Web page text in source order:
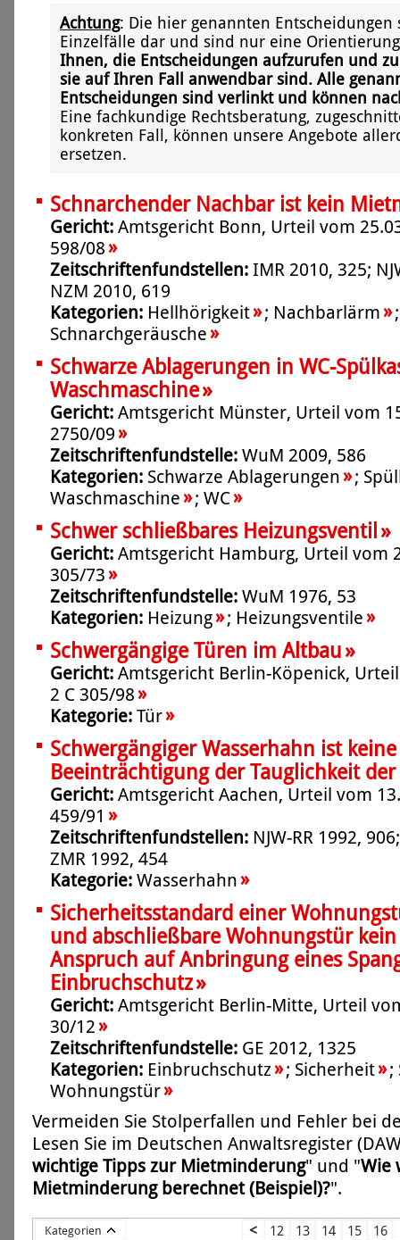
Achtung: Die hier genannten
Einzelfälle dar und sind nur eine
Ihnen, die Entscheidungen aufzurufen und
sie auf Ihren Fall anwendbar sind. Alle
Entscheidungen sind verlinkt und können
Eine fachkundige Rechtsberatung,
konkreten Fall, können unsere Angebote
ersetzen.
Schnarchender Nachbar ist kein
Gericht: Amtsgericht Bonn, Urteil vom
598/08»
Zeitschriftenfundstellen: IMR 2010, 325;
NZM 2010, 619
Kategorien: Hellhörigkeit»; Nachbarlärm»
Schnarchgeräusche»
Schwarze Ablagerungen in WC-
Waschmaschine»
Gericht: Amtsgericht Münster, Urteil vom
2750/09»
Zeitschriftenfundstelle: WuM 2009, 586
Kategorien: Schwarze Ablagerungen»;
Waschmaschine»; WC»
Schwer schließbares Heizungsventil »
Gericht: Amtsgericht Hamburg, Urteil vom
305/73»
Zeitschriftenfundstelle: WuM 1976, 53
Kategorien: Heizung»; Heizungsventile»
Schwergängige Türen im Altbau»
Gericht: Amtsgericht Berlin-Köpenick,
2 C 305/98»
Kategorie: Tür»
Schwergängiger Wasserhahn ist
Beeinträchtigung der Tauglichkeit
Gericht: Amtsgericht Aachen, Urteil vom
459/91 »
Zeitschriftenfundstellen: NJW-RR 1992,
ZMR 1992, 454
Kategorie: Wasserhahn»
Sicherheitsstandard einer
und abschließbare Wohnungstür
Anspruch auf Anbringung eines
Einbruchschutz»
Gericht: Amtsgericht Berlin-Mitte, Urteil
30/12»
Zeitschriftenfundstelle: GE 2012, 1325
Kategorien: Einbruchschutz»; Sicherheit»;
Wohnungstür»
Vermeiden Sie Stolperfallen und Fehler bei
Lesen Sie im Deutschen Anwaltsregister
wichtige Tipps zur Mietminderung" und "Wie
Mietminderung berechnet (Beispiel)?".
Kategorien < 12 13 14 15 16